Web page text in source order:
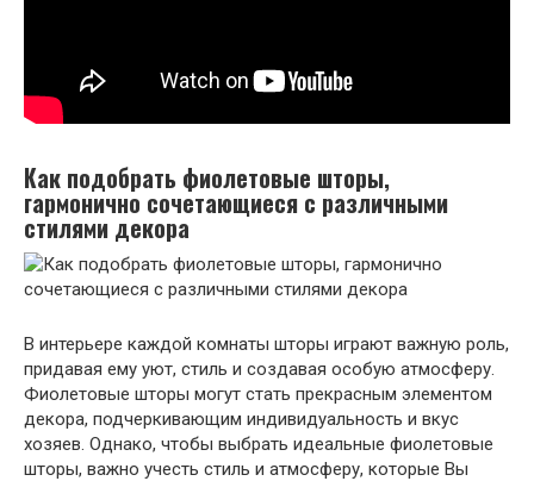
Как подобрать фиолетовые шторы,
гармонично сочетающиеся с различными
стилями декора
В интерьере каждой комнаты шторы играют важную роль,
придавая ему уют, стиль и создавая особую атмосферу.
Фиолетовые шторы могут стать прекрасным элементом
декора, подчеркивающим индивидуальность и вкус
хозяев. Однако, чтобы выбрать идеальные фиолетовые
шторы, важно учесть стиль и атмосферу, которые Вы